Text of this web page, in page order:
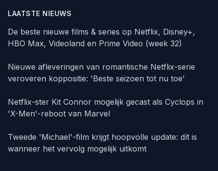
LAATSTE NIEUWS
De beste nieuwe films & series op Netflix, Disney+,
HBO Max, Videoland en Prime Video (week 32)
Nieuwe afleveringen van romantische Netflix-serie
veroveren koppositie: 'Beste seizoen tot nu toe'
Netflix-ster Kit Connor mogelijk gecast als Cyclops in
'X-Men'-reboot van Marvel
Tweede 'Michael'-film krijgt hoopvolle update: dít is
wanneer het vervolg mogelijk uitkomt